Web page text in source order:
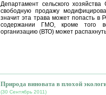
Департамент сельского
свободную продажу
значит эта трава может попасть в
содержании ГМО, кроме того
организацию (ВТО) может
Природа виновата в плохой
(30 Сентябрь 2011)